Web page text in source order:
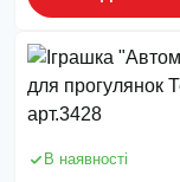
В наявності